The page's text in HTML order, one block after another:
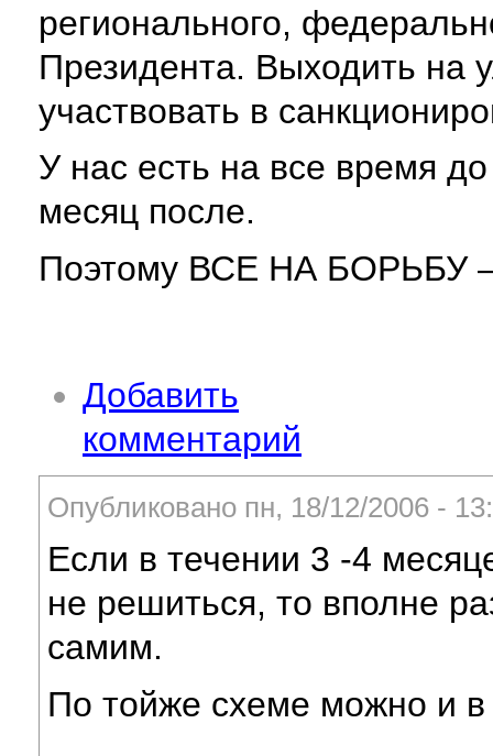
регионального,
Президента. Выходить на
участвовать в
У нас есть на все время
месяц после.
Поэтому ВСЕ НА
Добавить
комментарий
Опубликовано пн, 18/12/2006 -
Если в течении 3 -4
не решиться, то вполне
самим.
По тойже схеме можно и в